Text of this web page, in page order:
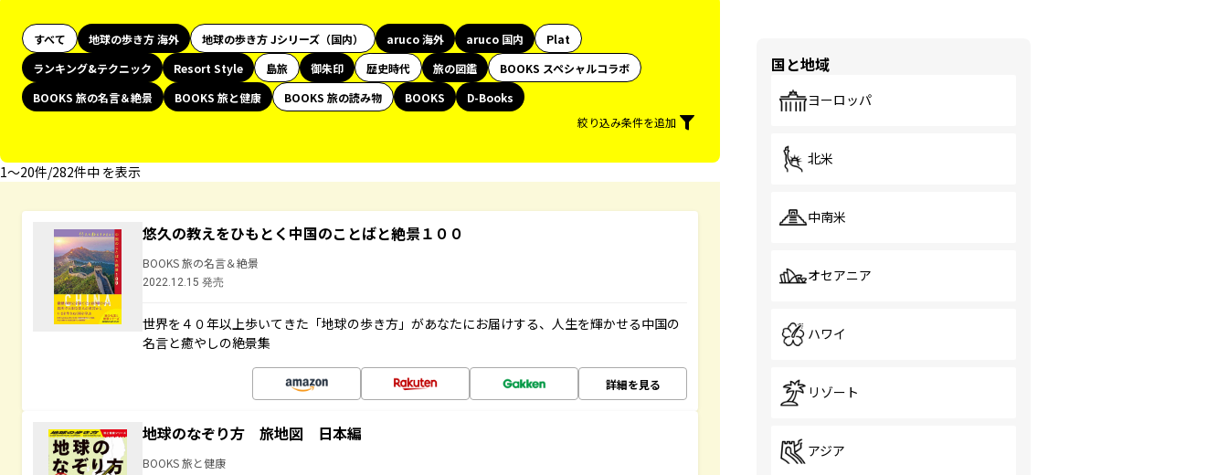
すべて 地球の歩き方 海外 地球の歩き方 Jシリーズ（国内） aruco 海外 aruco 国内
Plat
ランキング&テクニック
Resort Style 島旅 御朱印 歴史時代 旅の図鑑
BOOKS スペシャルコラボ
BOOKS 旅の名言＆絶景
BOOKS 旅と健康 BOOKS 旅の読み物 BOOKS
D-Books
絞り込み条件を追加
1〜20件/282件中 を表示
悠久の教えをひもとく中国のことばと絶景１００
BOOKS 旅の名言＆絶景
2022.12.15 発売
世界を４０年以上歩いてきた「地球の歩き方」があなたにお届けする、人生を輝かせる中国の
名言と癒やしの絶景集
詳細を見る
地球のなぞり方 旅地図 日本編
BOOKS 旅と健康
国と地域
ヨーロッパ
北米
中南米
オセアニア
ハワイ
リゾート
アジア